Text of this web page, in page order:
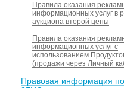
Правила оказания
информационных услуг в
аукциона второй цены
Правила оказания
информационных услуг с
использованием
(продажи через Личный
Правовая информация